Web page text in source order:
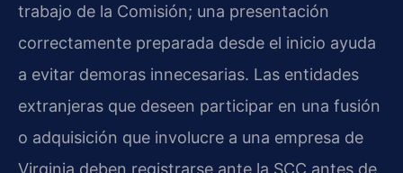
trabajo de la Comisión; una presentación
correctamente preparada desde el inicio ayuda
a evitar demoras innecesarias. Las entidades
extranjeras que deseen participar en una fusión
o adquisición que involucre a una empresa de
Virginia deben registrarse ante la SCC antes de